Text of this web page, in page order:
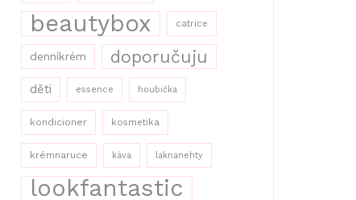
beautybox catrice
denníkrém doporučuju
děti essence houbička
kondicioner kosmetika
krémnaruce káva laknanehty
lookfantastic